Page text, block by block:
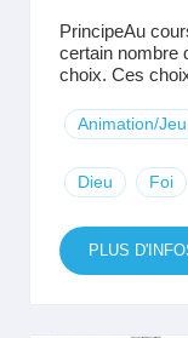
PrincipeAu
certain nombre
choix. Ces
Animation/Jeu
Dieu Foi
PLUS